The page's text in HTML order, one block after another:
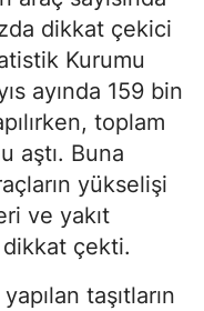
dikkat çekici
Kurumu
ayında 159 bin
toplam
aştı. Buna
yükselişi
ve yakıt
dikkat çekti.
taşıtların